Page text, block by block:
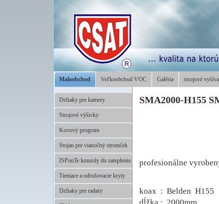
Maloobchod Veľkoobchod VOC Galéria strojové
Držiaky pre kamery
Strojové výšivky
Kovový program
Stojan pre vianočný stromček
ISPonTe konzoly do zateplenia
Tieniace a odrušovacie kryty
Držiaky pre radary
SMA2000-H155
profesionálne
koax : Belden H155
dĺžka : 2000mm